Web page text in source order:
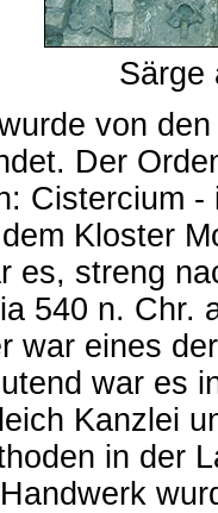
Särge
von
Der
Cistercium
Kloster
es, streng
540 n. Chr.
war eines
war es
Kanzlei
in der